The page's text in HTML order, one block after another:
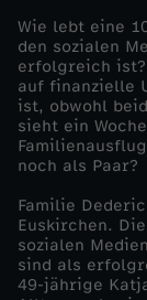
-
F
a
m
i
Wie lebt eine
den sozialen
erfolgreich
auf finanzielle
ist, obwohl
sieht ein
noch als Paar?
Familie
Euskirchen.
sozialen
sind als
49-jährige